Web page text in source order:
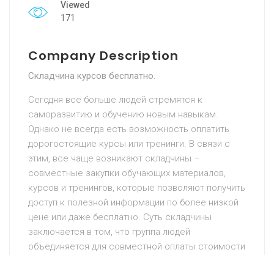
Viewed
171
Company Description
Складчина курсов бесплатно.
Сегодня все больше людей стремятся к
саморазвитию и обучению новым навыкам.
Однако не всегда есть возможность оплатить
дорогостоящие курсы или тренинги. В связи с
этим, все чаще возникают складчины –
совместные закупки обучающих материалов,
курсов и тренингов, которые позволяют получить
доступ к полезной информации по более низкой
цене или даже бесплатно. Суть складчины
заключается в том, что группа людей
объединяется для совместной оплаты стоимости